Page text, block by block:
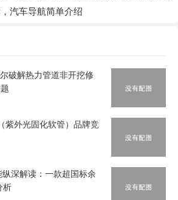
汽车导航简单介绍
破解热力管道非开挖修
紫外光固化软管）品牌竞
深解读：一款超国标余
析